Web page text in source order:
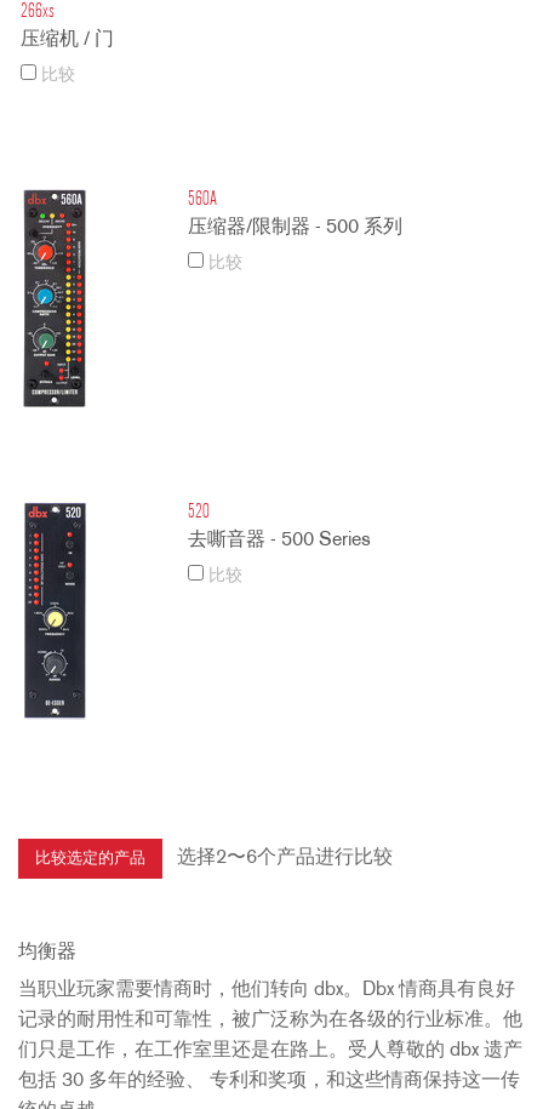
266xs
压缩机 / 门
比较
560A
压缩器/限制器 - 500 系列
比较
520
去嘶音器 - 500 Series
比较
选择2〜6个产品进行比较
均衡器
当职业玩家需要情商时，他们转向 dbx。Dbx 情商具有良好
记录的耐用性和可靠性，被广泛称为在各级的行业标准。他
们只是工作，在工作室里还是在路上。受人尊敬的 dbx 遗产
包括 30 多年的经验、 专利和奖项，和这些情商保持这一传